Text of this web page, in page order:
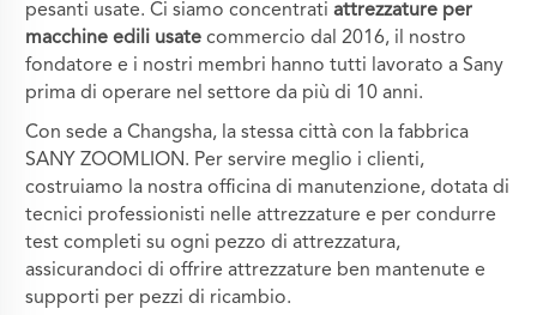
pesanti usate. Ci siamo concentratiattrezzature per
macchine edili usate commercio dal 2016, il nostro
fondatore e i nostri membri hanno tutti lavorato a Sany
prima di operare nel settore da più di 10 anni.
Con sede a Changsha, la stessa città con la fabbrica
SANY ZOOMLION. Per servire meglio i clienti,
costruiamo la nostra officina di manutenzione, dotata di
tecnici professionisti nelle attrezzature e per condurre
test completi su ogni pezzo di attrezzatura,
assicurandoci di offrire attrezzature ben mantenute e
supporti per pezzi di ricambio.